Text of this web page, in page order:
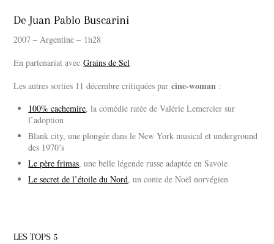
De Juan Pablo Buscarini
2007 – Argentine – 1h28
En partenariat avecGrains de Sel
Les autres sorties 11 décembre critiquées parcine-woman :
100% cachemire, la comédie ratée de Valérie Lemercier sur
l’adoption
Blank city, une plongée dans le New York musical et underground
des 1970’s
Le père frimas, une belle légende russe adaptée en Savoie
Le secret de l’étoile du Nord, un conte de Noël norvégien
LES TOPS 5